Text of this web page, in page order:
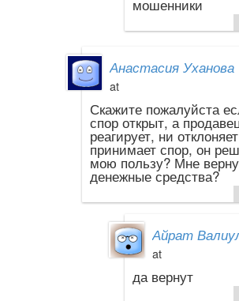
мошенники
Анастасия Уханова
at
Скажите пожалуйста
спор открыт, а
реагирует, ни
принимает спор, он
мою пользу? Мне
денежные средства?
Айрат
at
да вернут